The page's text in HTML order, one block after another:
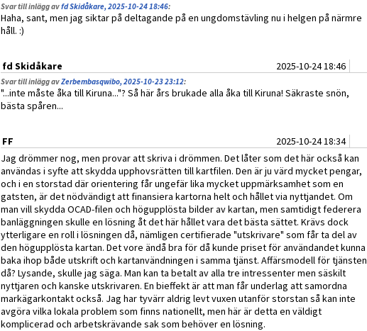
Svar till inlägg avfd Skidåkare, 2025-10-24 18:46:
Haha, sant, men jag siktar på deltagande på en ungdomstävling nu i helgen på närmre
håll. :)
fd Skidåkare 2025-10-24 18:46
Svar till inlägg avZerbembasqwibo, 2025-10-23 23:12:
"...inte måste åka till Kiruna..."? Så här års brukade alla åka till Kiruna! Säkraste snön,
bästa spåren...
FF 2025-10-24 18:34
Jag drömmer nog, men provar att skriva i drömmen. Det låter som det här också kan
användas i syfte att skydda upphovsrätten till kartfilen. Den är ju värd mycket pengar,
och i en storstad där orientering får ungefär lika mycket uppmärksamhet som en
gatsten, är det nödvändigt att finansiera kartorna helt och hållet via nyttjandet. Om
man vill skydda OCAD-filen och högupplösta bilder av kartan, men samtidigt federera
banläggningen skulle en lösning åt det här hållet vara det bästa sättet. Krävs dock
ytterligare en roll i lösningen då, nämligen certifierade "utskrivare" som får ta del av
den högupplösta kartan. Det vore ändå bra för då kunde priset för användandet kunna
baka ihop både utskrift och kartanvändningen i samma tjänst. Affärsmodell för tjänsten
då? Lysande, skulle jag säga. Man kan ta betalt av alla tre intressenter men säskilt
nyttjaren och kanske utskrivaren. En bieffekt är att man får underlag att samordna
markägarkontakt också. Jag har tyvärr aldrig levt vuxen utanför storstan så kan inte
avgöra vilka lokala problem som finns nationellt, men här är detta en väldigt
komplicerad och arbetskrävande sak som behöver en lösning.